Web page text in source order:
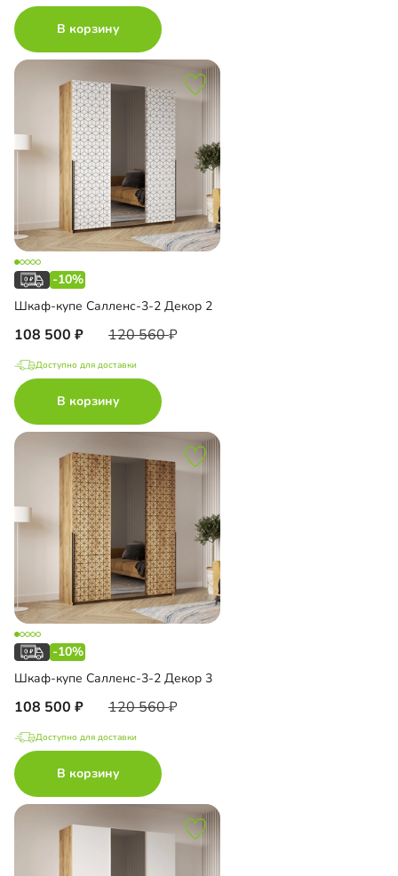
В корзину
-10%
Шкаф-купе Салленс-3-2 Декор 2
108 500 120 560
Доступно для доставки
В корзину
-10%
Шкаф-купе Салленс-3-2 Декор 3
108 500 120 560
Доступно для доставки
В корзину